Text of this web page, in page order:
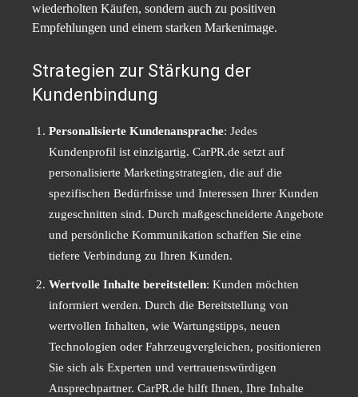
wiederholten Käufen, sondern auch zu positiven
Empfehlungen und einem starken Markenimage.
Strategien zur Stärkung der
Kundenbindung
Personalisierte Kundenansprache: Jedes
Kundenprofil ist einzigartig. CarPR.de setzt auf
personalisierte Marketingstrategien, die auf die
spezifischen Bedürfnisse und Interessen Ihrer Kunden
zugeschnitten sind. Durch maßgeschneiderte Angebote
und persönliche Kommunikation schaffen Sie eine
tiefere Verbindung zu Ihren Kunden.
Wertvolle Inhalte bereitstellen: Kunden möchten
informiert werden. Durch die Bereitstellung von
wertvollen Inhalten, wie Wartungstipps, neuen
Technologien oder Fahrzeugvergleichen, positionieren
Sie sich als Experten und vertrauenswürdigen
Ansprechpartner. CarPR.de hilft Ihnen, Ihre Inhalte